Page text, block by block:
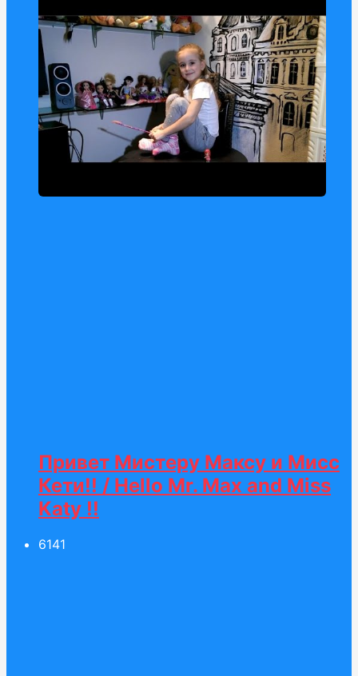
Привет Мистеру Максу и Мисс
Кети!! / Hello Mr. Max and Miss
Katy !!
6141